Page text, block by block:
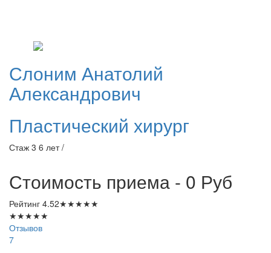
Слоним Анатолий
Александрович
Пластический хирург
Стаж 3 6 лет /
Стоимость приема - 0 Руб
Рейтинг 4.52★★★★★
★★★★★
Отзывов
7